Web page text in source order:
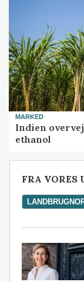
MARKED
Indien
ethanol
FRA VORES